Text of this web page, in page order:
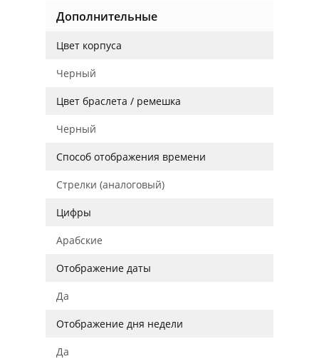
Дополнительные
Цвет корпуса
Черный
Цвет браслета / ремешка
Черный
Способ отображения времени
Стрелки (аналоговый)
Цифры
Арабские
Отображение даты
Да
Отображение дня недели
Да